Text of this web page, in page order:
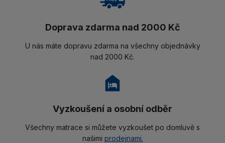
Doprava zdarma nad 2000 Kč
U nás máte dopravu zdarma na všechny objednávky
nad 2000 Kč.
Vyzkoušení a osobní odběr
Všechny matrace si můžete vyzkoušet po domluvě s
našimi prodejnami.